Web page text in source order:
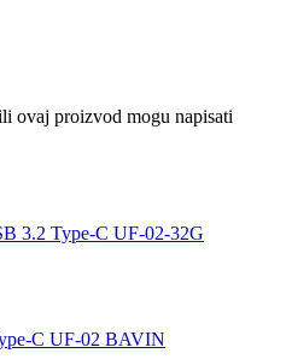
ovaj proizvod mogu napisati
C UF-02 BAVIN